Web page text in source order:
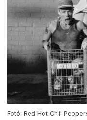
Fotó: Red Hot Chili